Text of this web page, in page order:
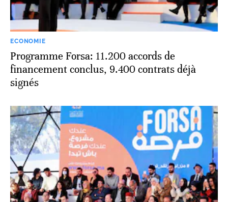
ECONOMIE
Programme Forsa: 11.200 accords de
financement conclus, 9.400 contrats déjà
signés